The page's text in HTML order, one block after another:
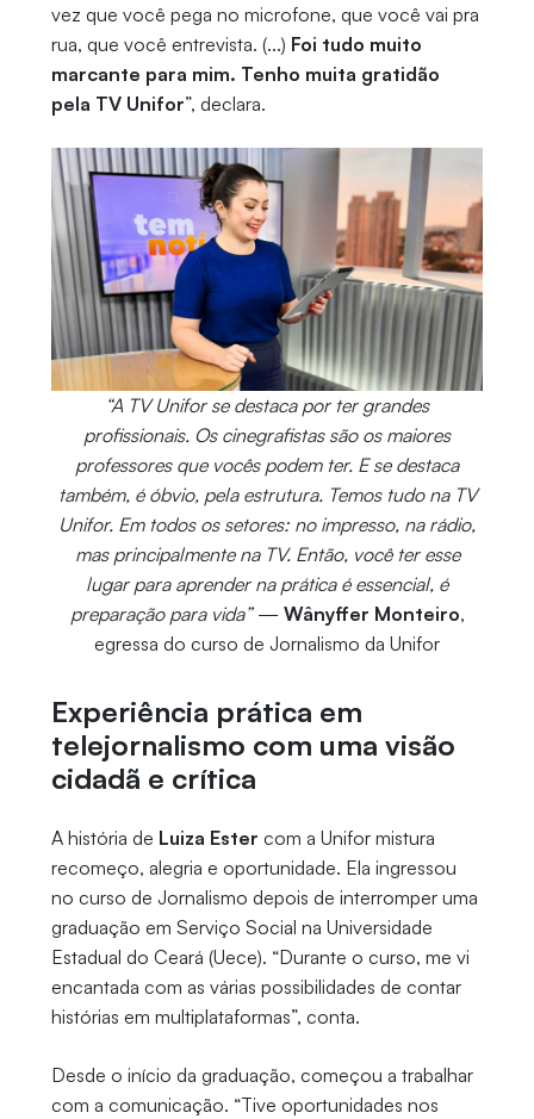
vez que você pega no microfone, que você vai pra
rua, que você entrevista. (...) Foi tudo muito
marcante para mim. Tenho muita gratidão
pela TV Unifor”, declara.
“A TV Unifor se destaca por ter grandes
profissionais. Os cinegrafistas são os maiores
professores que vocês podem ter. E se destaca
também, é óbvio, pela estrutura. Temos tudo na TV
Unifor. Em todos os setores: no impresso, na rádio,
mas principalmente na TV. Então, você ter esse
lugar para aprender na prática é essencial, é
preparação para vida”— Wânyffer Monteiro,
egressa do curso de Jornalismo da Unifor
Experiência prática em
telejornalismo com uma visão
cidadã e crítica
A história de Luiza Ester com a Unifor mistura
recomeço, alegria e oportunidade. Ela ingressou
no curso de Jornalismo depois de interromper uma
graduação em Serviço Social na Universidade
Estadual do Ceará (Uece). “Durante o curso, me vi
encantada com as várias possibilidades de contar
histórias em multiplataformas”, conta.
Desde o início da graduação, começou a trabalhar
com a comunicação. “Tive oportunidades nos